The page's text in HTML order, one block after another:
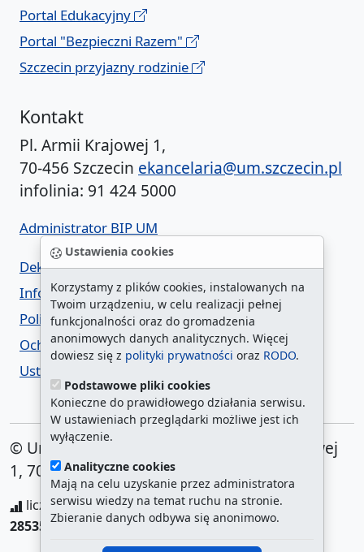
Ustawienia cookies
Korzystamy z plików cookies, instalowanych na
Twoim urządzeniu, w celu realizacji pełnej
funkcjonalności oraz do gromadzenia
anonimowych danych analitycznych. Więcej
dowiesz się z polityki prywatności oraz RODO.
Podstawowe pliki cookies
Konieczne do prawidłowego działania serwisu.
W ustawieniach przeglądarki możliwe jest ich
wyłączenie.
Analityczne cookies
Mają na celu uzyskanie przez administratora
serwisu wiedzy na temat ruchu na stronie.
Zbieranie danych odbywa się anonimowo.
Portal Edukacyjny
Portal "Bezpieczni Razem"
Szczecin przyjazny rodzinie
Kontakt
Pl. Armii Krajowej 1,
70-456 Szczecin ekancelaria@um.szczecin.pl
infolinia: 91 424 5000
Administrator BIP UM
Deklaracja dostępności
Informacja o urzędzie w ETR
Polityka prywatności
Ochrona danych osobowych
Ustawienia cookies
© Urząd Miasta Szczecin. Plac Armii Krajowej
1, 70-456 Szczecin
liczba wyświetleń:208257235/ aktualna strona:
285351/najczęściej odwiedzane strony